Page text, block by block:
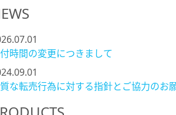
時間の変更につきまして
な転売行為に対する指針とご協力のお